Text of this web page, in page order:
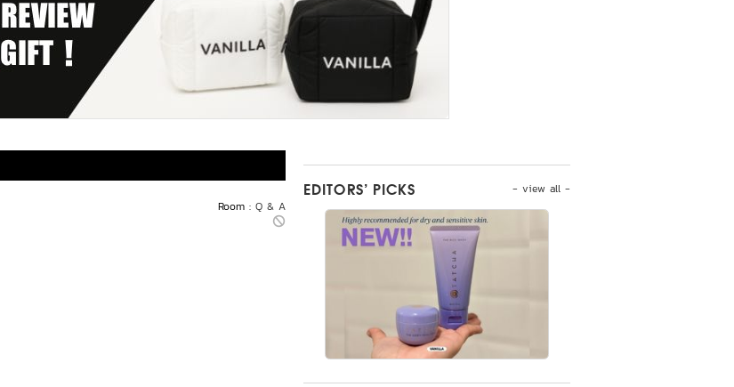
Room : Q & A
- view all -
EDITORS’ PICKS